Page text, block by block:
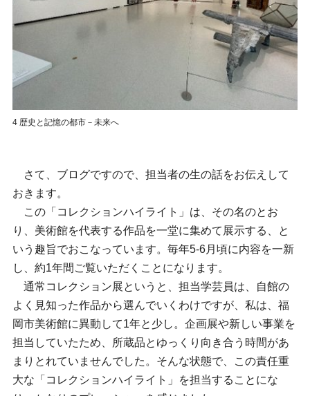
4 歴史と記憶の都市－未来へ
さて、ブログですので、担当者の生の話をお伝えして
おきます。
この「コレクションハイライト」は、その名のとお
り、美術館を代表する作品を一堂に集めて展示する、と
いう趣旨でおこなっています。毎年5-6月頃に内容を一新
し、約1年間ご覧いただくことになります。
通常コレクション展というと、担当学芸員は、自館の
よく見知った作品から選んでいくわけですが、私は、福
岡市美術館に異動して1年と少し。企画展や新しい事業を
担当していたため、所蔵品とゆっくり向き合う時間があ
まりとれていませんでした。そんな状態で、この責任重
大な「コレクションハイライト」を担当することにな